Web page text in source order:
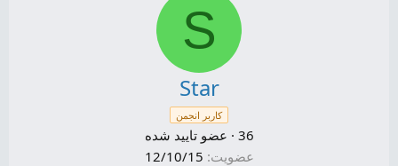
S
Star
کاربر انجمن
عضو تایید شده · 36
عضویت 12/10/15